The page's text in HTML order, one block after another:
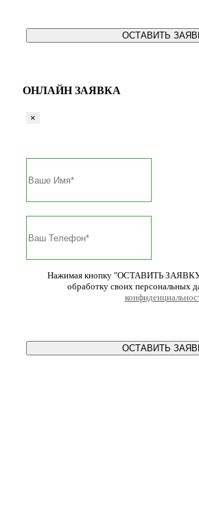
ОСТАВИТЬ
ОНЛАЙН ЗАЯВКА
×
Нажимая кнопку "ОСТАВИТЬ
обработку своих персональных
ОСТАВИТЬ